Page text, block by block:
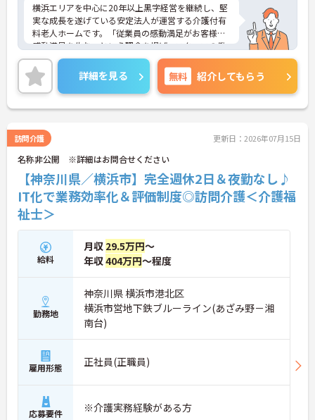
横浜エリアを中心に20年以上黒字経営を継続し、堅
実な成長を遂げている安定法人が運営する介護付有
料老人ホームです。「従業員の感動満足がお客様の
感動満足を生む」という理念を掲げ、スタッフの働
きやすさを第一に考えた環境整備に力を入れていま
す。全拠点共通で「眠りスキャン」やインカム、ケ
ア記録ソフトなどの最新ICT機器を導入しており、業
務の効率化とスタッフの身体的負担の軽減を実現し
ています。さらに、有資格者の方のキャリア形成を
度をはじめ、マネジメントやリーダーシップを学べ
る独自の研修プログラムも充実しています。さらな
るスキルアップと長期的なキャリアアップを目指せ
る、非常に魅力的な職場環境です。
★おすすめPOINT★
【ICT機器の積極的な導入で、身体的負担を抑えなが
ら働けます】
し、効率的な見守りと円滑な情報共有を実現してい
ます
まれ、ご入居者様お一人おひとりに寄り添ったケア
ができます
【実務者研修の無料受講制度など、専門性を高めら
れる環境です】
・働きながら実務者研修を無料で受講できるなど、
有資格者のさらなるキャリアアップを支援していま
す
・マネジメントやリーダーシップを学ぶ研修も充実
しており、将来のリーダー候補として成長していけ
ます
詳細を見る 無料 紹介してもらう
訪問介護 更新日：2026年07月15日
名称非公開 ※詳細はお問合せください
【神奈川県／横浜市】完全週休2日＆夜勤なし♪
IT化で業務効率化＆評価制度◎訪問介護＜介護福
祉士＞
給料
月収 29.5万円～
年収404万円～程度
勤務地
神奈川県 横浜市港北区
横浜市営地下鉄ブルーライン(あざみ野－湘
南台)
雇用形態 正社員(正職員)
応募要件 ※介護実務経験がある方